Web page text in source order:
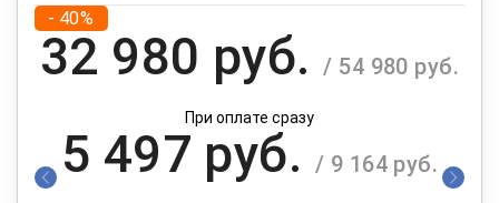
- 40%
32 980 руб. / 54 980 руб.
При оплате сразу
5 497 руб. / 9 164 руб.